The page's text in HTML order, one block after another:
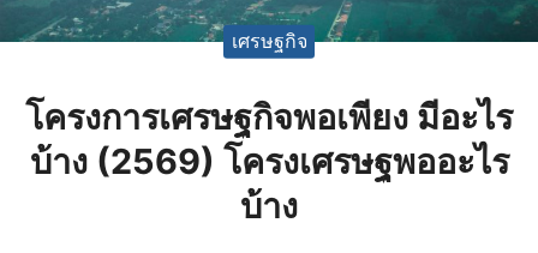
เศรษฐกิจ
โครงการเศรษฐกิจพอเพียง มีอะไร
บ้าง (2569) โครงเศรษฐพออะไร
บ้าง